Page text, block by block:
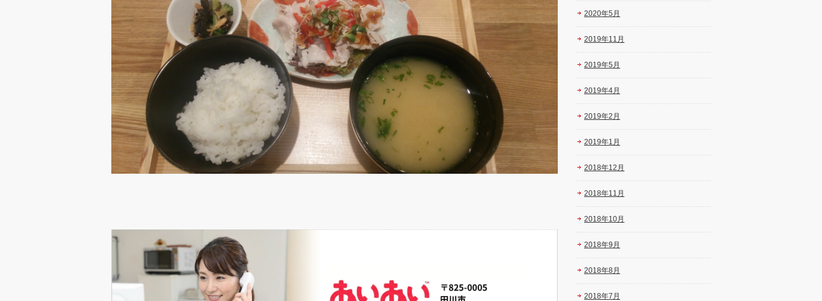
2020年5月
2019年11月
2019年5月
2019年4月
2019年2月
2019年1月
2018年12月
2018年11月
2018年10月
2018年9月
2018年8月
2018年7月